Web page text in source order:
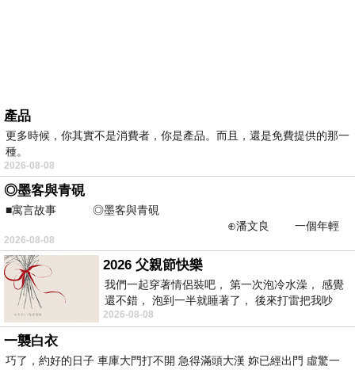
產品
更多時候，你其實不是消費者，你是產品。而且，還是免費提供的那一
種。
2026-08-08
◎墨客與青硯
■寓言故事 ◎墨客與青硯
⊕潘文良 一個年輕
的墨客，在京城的古玩肆裡
2026-08-08
2026 父親節快樂
我們一起穿著情侶裝吧， 第一次泡冷水澡， 感覺
還不錯， 泡到一半就睡著了， 後來打雷把我吵
醒， 手
2026-08-08
一襲白衣
巧了，約好的日子 車庫大門打不開 急得滿頭大漢 妳已經出門 虛驚一